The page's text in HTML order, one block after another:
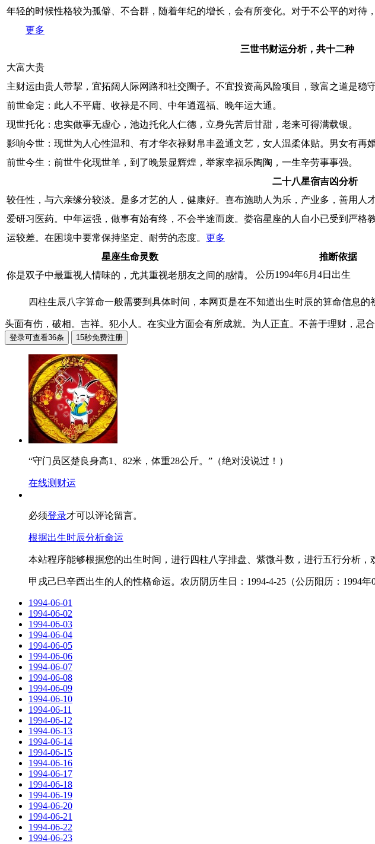
年轻的时候性格较为孤僻、不合群，随着年纪的增长，会有所变化。对于不公平的对待
更多
三世书财运分析，共十二种
大富大贵
主财运由贵人带挈，宜拓阔人际网路和社交圈子。不宜投资高风险项目，致富之道是稳
前世命定：此人不平庸、收禄是不同、中年逍遥福、晚年运大通。
现世托化：忠实做事无虚心，池边托化人仁德，立身先苦后甘甜，老来可得满载银。
影响今世：现世为人心性温和、有才华衣禄财帛丰盈通文艺，女人温柔体贴。男女有再
前世今生：前世牛化现世羊，到了晚景显辉煌，举家幸福乐陶陶，一生辛劳事事强。
二十八星宿吉凶分析
较任性，与六亲缘分较淡。是多才艺的人，健康好。喜布施助人为乐，产业多，善用人
爱研习医药。中年运强，做事有始有终，不会半途而废。娄宿星座的人自小已受到严
运较差。在困境中要常保持坚定、耐劳的态度。 更多
星座生命灵数
推断依据
你是双子中最重视人情味的，尤其重视老朋友之间的感情。
公历1994年6月4日出生
四柱生辰八字算命一般需要到具体时间，本网页是在不知道出生时辰的算命信息的
头面有伤，破相。吉祥。犯小人。在实业方面会有所成就。为人正直。不善于理财，忌
“守门员区楚良身高1、82米，体重28公斤。”（绝对没说过！）
在线测财运
必须登录才可以评论留言。
根据出生时辰分析命运
本站程序能够根据您的出生时间，进行四柱八字排盘、紫微斗数，进行五行分析，
甲戌己巳辛酉出生的人的性格命运。农历阴历生日：1994-4-25（公历阳历：1994年
1994-06-01
1994-06-02
1994-06-03
1994-06-04
1994-06-05
1994-06-06
1994-06-07
1994-06-08
1994-06-09
1994-06-10
1994-06-11
1994-06-12
1994-06-13
1994-06-14
1994-06-15
1994-06-16
1994-06-17
1994-06-18
1994-06-19
1994-06-20
1994-06-21
1994-06-22
1994-06-23